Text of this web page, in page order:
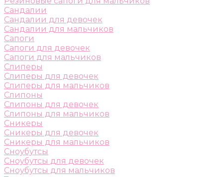
Сандалии
Сандалии для девочек
Сандалии для мальчиков
Сапоги
Сапоги для девочек
Сапоги для мальчиков
Слиперы
Слиперы для девочек
Слиперы для мальчиков
Слипоны
Слипоны для девочек
Слипоны для мальчиков
Сникеры
Сникеры для девочек
Сникеры для мальчиков
Сноубутсы
Сноубутсы для девочек
Сноубутсы для мальчиков